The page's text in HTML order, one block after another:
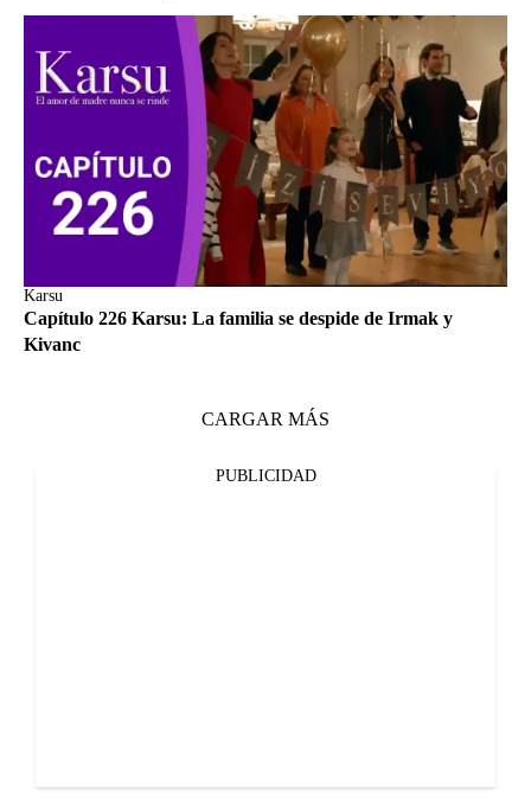
Karsu
Capítulo 226 Karsu: La familia se despide de Irmak y
Kivanc
CARGAR MÁS
PUBLICIDAD